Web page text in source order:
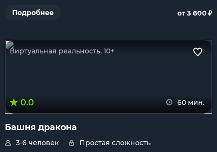
Подробнее
от 3 600 ₽
Виртуальная реальность, 10+
0.0 60 мин.
Башня дракона
3-6 человек
Простая сложность